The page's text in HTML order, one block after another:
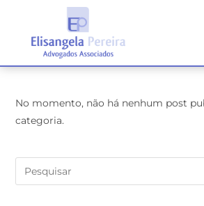
No momento, não há nenhum post
categoria.